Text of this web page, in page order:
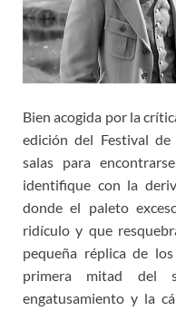
Bien acogida por la
edición del Festival de
salas para
identifique con la
donde el paleto
ridículo y que
pequeña réplica de
primera mitad del
engatusamiento y la